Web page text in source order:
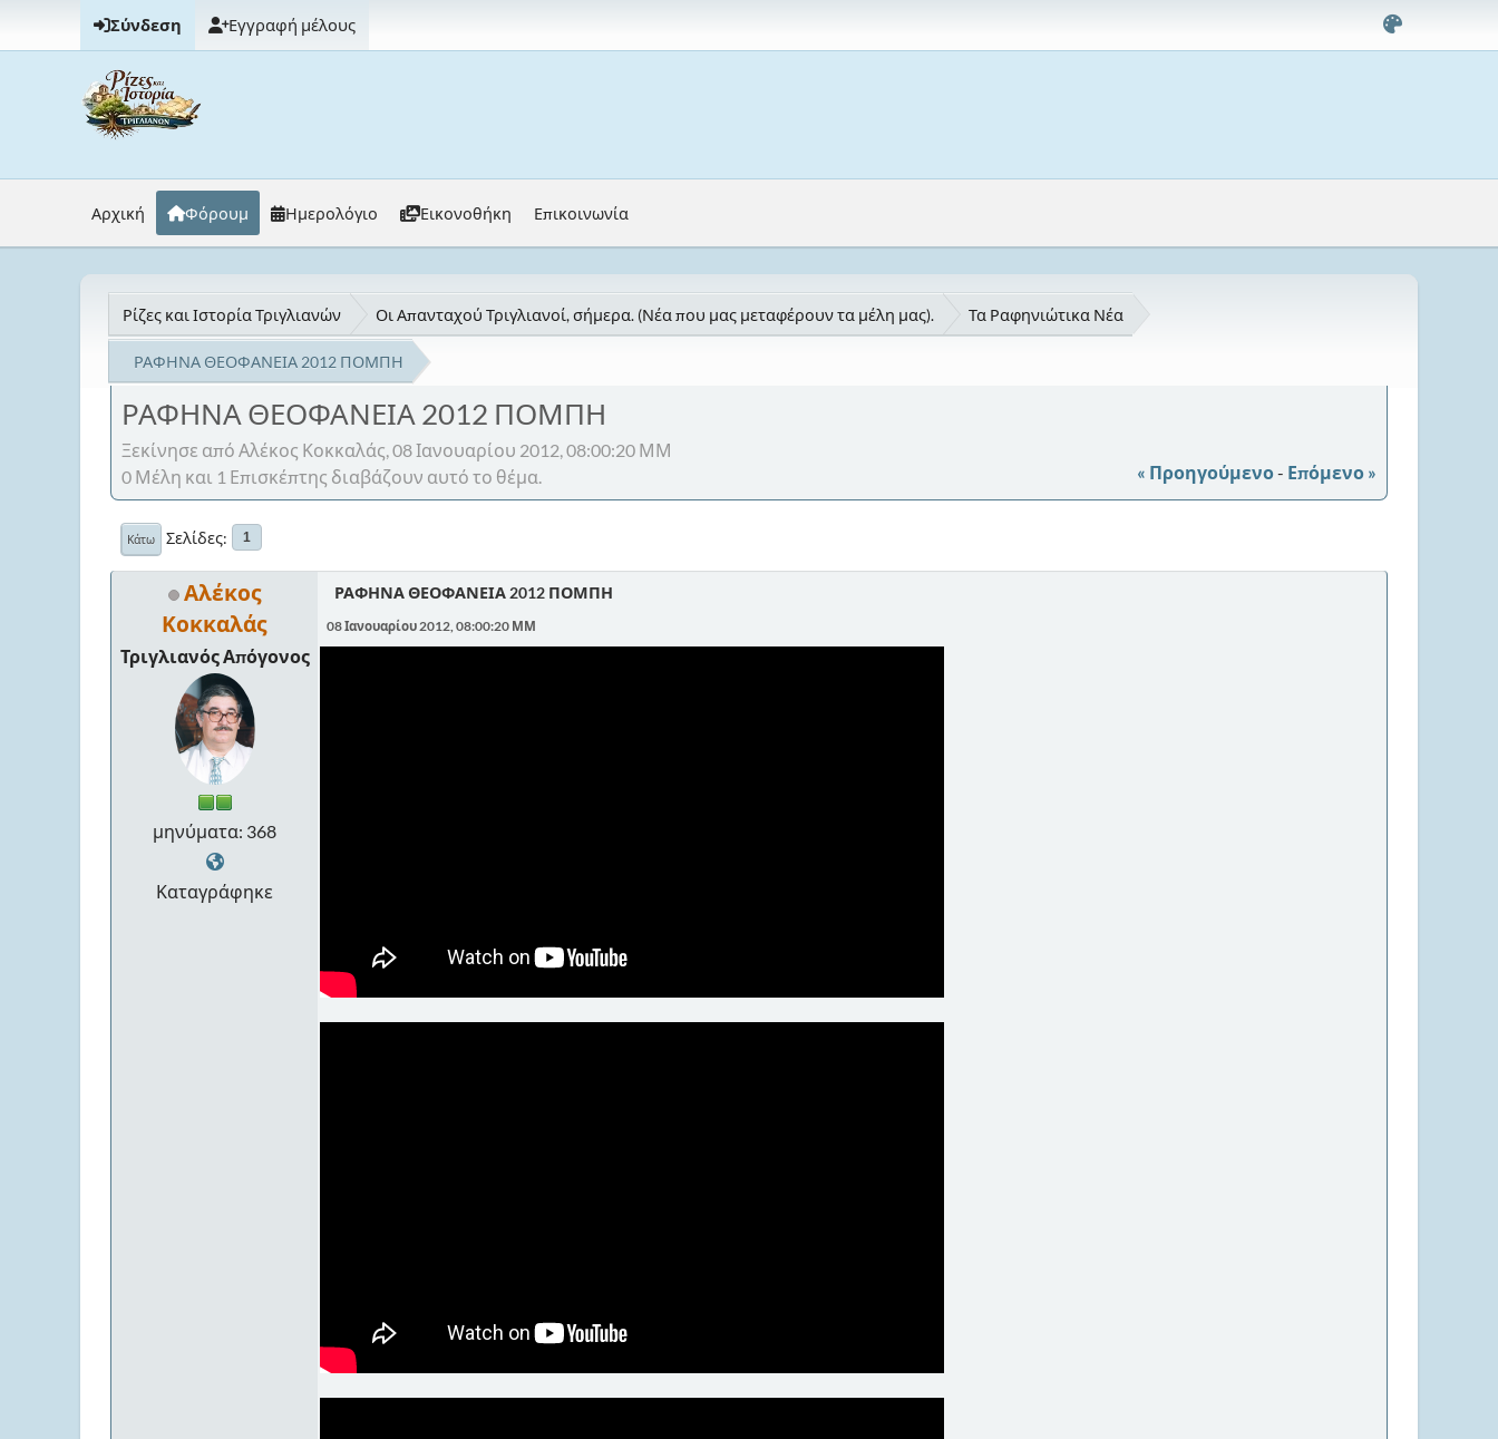
Σύνδεση Εγγραφή μέλους
Αρχική Φόρουμ Ημερολόγιο Εικονοθήκη Επικοινωνία
Ρίζες και Ιστορία Τριγλιανών Οι Απανταχού Τριγλιανοί, σήμερα. (Νέα που μας μεταφέρουν τα μέλη μας). Τα Ραφηνιώτικα Νέα
ΡΑΦΗΝΑ ΘΕΟΦΑΝΕΙΑ 2012 ΠΟΜΠΗ
ΡΑΦΗΝΑ ΘΕΟΦΑΝΕΙΑ 2012 ΠΟΜΠΗ
Ξεκίνησε από Αλέκος Κοκκαλάς, 08 Ιανουαρίου 2012, 08:00:20 ΜΜ
« Προηγούμενο- Επόμενο »
0 Μέλη και 1 Επισκέπτης διαβάζουν αυτό το θέμα.
Κάτω Σελίδες 1
Αλέκος
Κοκκαλάς
Τριγλιανός Απόγονος
μηνύματα: 368
Καταγράφηκε
ΡΑΦΗΝΑ ΘΕΟΦΑΝΕΙΑ 2012 ΠΟΜΠΗ
08 Ιανουαρίου 2012, 08:00:20 ΜΜ